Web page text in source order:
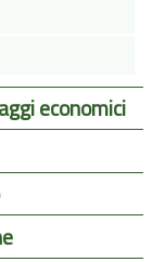
economici